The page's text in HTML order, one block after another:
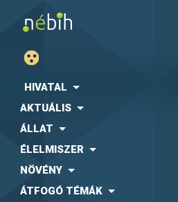
HIVATAL
AKTUÁLIS
ÁLLAT
ÉLELMISZER
NÖVÉNY
ÁTFOGÓ TÉMÁK